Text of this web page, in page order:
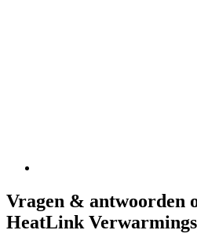
Vragen & antwoorden
HeatLink